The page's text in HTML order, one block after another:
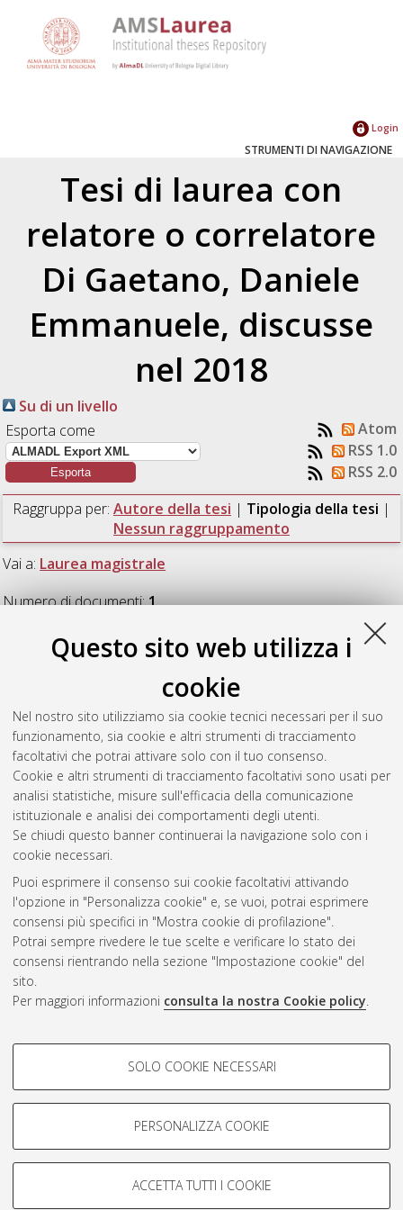
Questo sito web utilizza i
cookie
Nel nostro sito utilizziamo sia cookie tecnici necessari per il suo
funzionamento, sia cookie e altri strumenti di tracciamento
facoltativi che potrai attivare solo con il tuo consenso.
Cookie e altri strumenti di tracciamento facoltativi sono usati per
analisi statistiche, misure sull'efficacia della comunicazione
istituzionale e analisi dei comportamenti degli utenti.
Se chiudi questo banner continuerai la navigazione solo con i
cookie necessari.
Puoi esprimere il consenso sui cookie facoltativi attivando
l'opzione in "Personalizza cookie" e, se vuoi, potrai esprimere
consensi più specifici in "Mostra cookie di profilazione".
Potrai sempre rivedere le tue scelte e verificare lo stato dei
consensi rientrando nella sezione "Impostazione cookie" del
sito.
Per maggiori informazioni consulta la nostra Cookie policy.
COOKIE DI PROFILAZIONE -
Si tratta di cookie utilizzati per analizzare le caratteristiche della
navigazione degli utenti, creare profili in base al loro comportamento
Mostra cookie di profilazione
SOLO COOKIE NECESSARI
PERSONALIZZA COOKIE
ACCETTA TUTTI I COOKIE
Login
STRUMENTI DI NAVIGAZIONE
Tesi di laurea con
relatore o correlatore
Di Gaetano, Daniele
Emmanuele, discusse
nel 2018
Su di un livello
Esporta come
Atom
RSS 1.0
RSS 2.0
Raggruppa per: Autore della tesi | Tipologia della tesi |
Nessun raggruppamento
Vai a: Laurea magistrale
Numero di documenti:1.
Laurea magistrale
translation per il musical.[Laurea magistrale], Università di
Bologna, Corso di Studio in Traduzione specializzata [LM-
DM270] - Forli', Documento full-text non disponibile
Questa lista e' stata generata ilSat Aug 8 15:49:25 2026
CEST
Atom
Rss 1.0
Rss 2.0
AMS Laurea
Impostazioni Cookie
Informativa sulla privacy
Condizioni d’uso del sito